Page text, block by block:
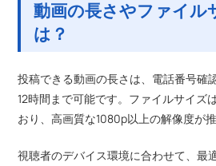
動画の長さやファイル
は？
投稿できる動画の長さは、電話番号確
12時間まで可能です。ファイルサイズ
おり、高画質な1080p以上の解像度が推
視聴者のデバイス環境に合わせて、最